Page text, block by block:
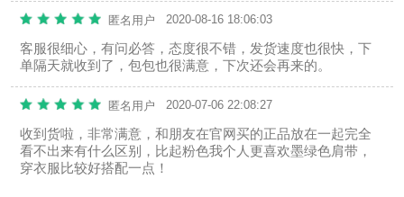
匿名用户 2020-08-16 18:06:03
客服很细心，有问必答，态度很不错，发货速度也很快，下
单隔天就收到了，包包也很满意，下次还会再来的。
匿名用户 2020-07-06 22:08:27
收到货啦，非常满意，和朋友在官网买的正品放在一起完全
看不出来有什么区别，比起粉色我个人更喜欢墨绿色肩带，
穿衣服比较好搭配一点！